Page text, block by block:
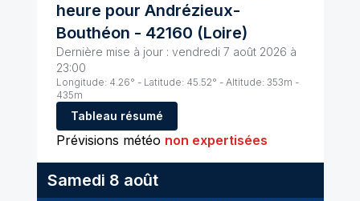
heure pour Andrézieux-
Bouthéon - 42160 (Loire)
Dernière mise à jour : vendredi 7 août 2026 à
23:00
Longitude: 4.26° - Latitude: 45.52° - Altitude: 353m -
435m
Tableau résumé
Prévisions météo non expertisées
Samedi 8 août